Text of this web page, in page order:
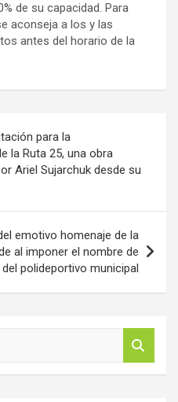
de su capacidad. Para
aconseja a los y las
antes del horario de la
para la
la Ruta 25, una obra
Ariel Sujarchuk desde su
emotivo homenaje de la
al imponer el nombre de
polideportivo municipal